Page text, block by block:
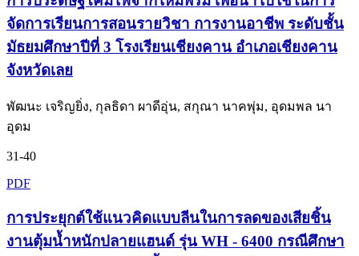
จัดการเรียนการสอนรายวิชา การงานอาชีพ ระดับชั้น
มัธยมศึกษาปีที่ 3 โรงเรียนเชียงคาน อำเภอเชียงคาน
จังหวัดเลย
พัฒนะ เจริญยิ่ง, กุลธิดา ผาดีอุ่น, สกุณา นาคพุ่ม, อุดมพล นา
อุดม
31-40
PDF
การประยุกต์ใช้แนวคิดแบบลีนในการลดของเสียชิ้น
งานตุ้มน้ำหนักปลายแฮนด์ รุ่น WH - 6400 กรณีศึกษา